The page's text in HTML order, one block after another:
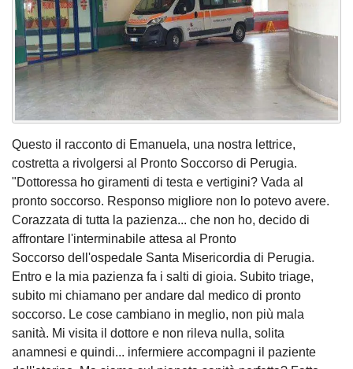
Questo il racconto di Emanuela, una nostra lettrice,
costretta a rivolgersi al Pronto Soccorso di Perugia.
"Dottoressa ho giramenti di testa e vertigini? Vada al
pronto soccorso. Responso migliore non lo potevo avere.
Corazzata di tutta la pazienza... che non ho, decido di
affrontare l'interminabile attesa al Pronto
Soccorso dell'ospedale Santa Misericordia di Perugia.
Entro e la mia pazienza fa i salti di gioia. Subito triage,
subito mi chiamano per andare dal medico di pronto
soccorso. Le cose cambiano in meglio, non più mala
sanità. Mi visita il dottore e non rileva nulla, solita
anamnesi e quindi... infermiere accompagni il paziente